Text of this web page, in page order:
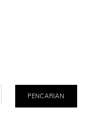
PENCARIAN